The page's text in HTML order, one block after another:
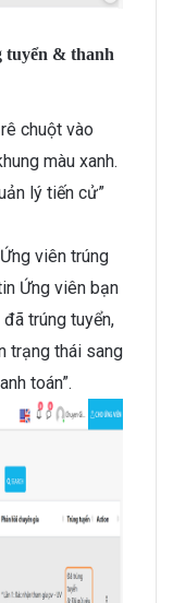
tuyển & thanh
chuột vào
màu xanh.
lý tiến cử”
viên trúng
Ứng viên bạn
trúng tuyển,
trạng thái sang
toán”.